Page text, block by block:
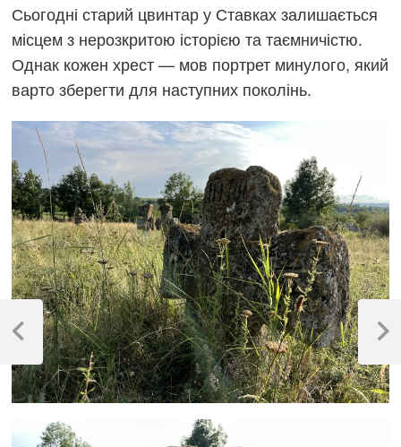
Сьогодні старий цвинтар у Ставках залишається
місцем з нерозкритою історією та таємничістю.
Однак кожен хрест — мов портрет минулого, який
варто зберегти для наступних поколінь.
Навігація
записів
Previous
Next
Post